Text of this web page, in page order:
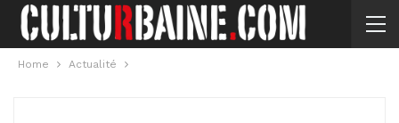
Home Actualité